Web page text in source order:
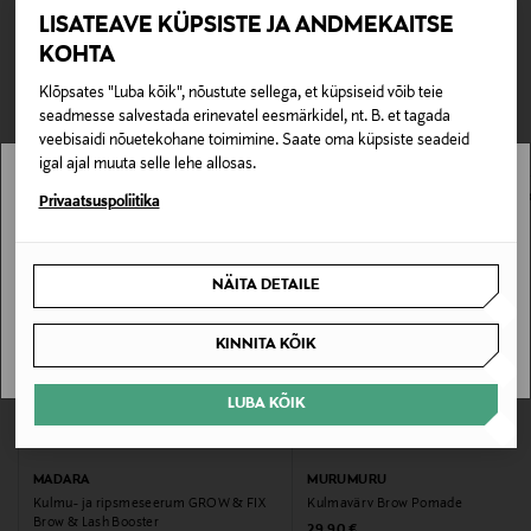
LISATEAVE KÜPSISTE JA ANDMEKAITSE
KOHTA
Klõpsates "Luba kõik", nõustute sellega, et küpsiseid võib teie
seadmesse salvestada erinevatel eesmärkidel, nt. B. et tagada
veebisaidi nõuetekohane toimimine. Saate oma küpsiste seadeid
igal ajal muuta selle lehe allosas.
Privaatsuspoliitika
NÄITA DETAILE
KINNITA KÕIK
LUBA KÕIK
Tootenumber
172598602
Omadus
"Natural" sertifikaat, Vegan
Tahke konsistents, Kreem, kook
Värv
04 ESPRESSO
Tarnimine pakiautomaati või postkontorisse
0,00 € – 4,90 €
lepingust taganeda 30 päeva jooksul alates kauba
kättesaamisest. Suletud pakendis toodete puhul saab neid
pakendis kosmeetika- ja loodustooted peavad olema
avamata originaalpakendis.
E-POE TAGASTUSED
TEISED KLIENDID
VAATASID KA
MADARA
Kulmu- ja ripsmeseerum GROW & FIX
Brow & Lash Booster
MURUMURU
Kulmavärv Brow Pomade
Stockmann pole Sinu riigis saadaval.
SAAN ARU